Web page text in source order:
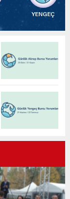
YENGEÇ